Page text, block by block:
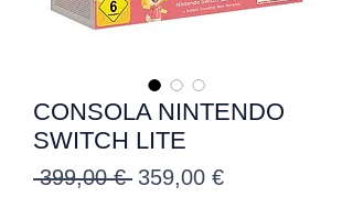
CONSOLA NINTENDO
SWITCH LITE
399,00 € Precio
359,00 €Precio